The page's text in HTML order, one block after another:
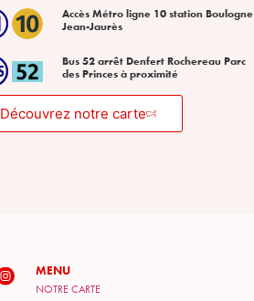
Accès Métro ligne 10 station Boulogne
Jean-Jaurès
Bus 52 arrêt Denfert Rochereau Parc
des Princes à proximité
Découvrez notre carte
MENU
NOTRE CARTE